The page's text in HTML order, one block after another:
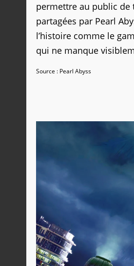
permettre au public de
partagées par Pearl
l’histoire comme le
qui ne manque
Source : Pearl Abyss